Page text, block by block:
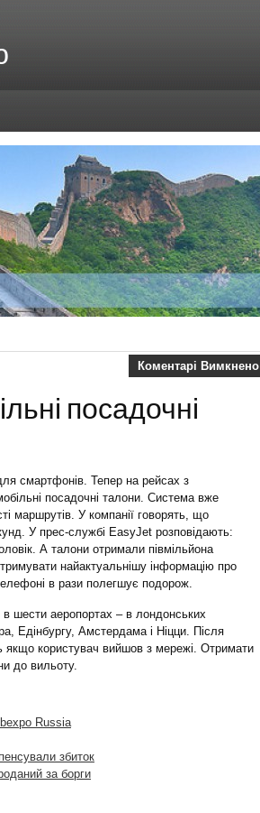
Коментарі Вимкнено
посадочні
смартфонів. Тепер на рейсах з
посадочні талони. Система вже
маршрутів. У компанії говорять, що
У прес-службі EasyJet розповідають:
А талони отримали півмільйона
найактуальнішу інформацію про
в рази полегшує подорож.
в шести аеропортах – в лондонських
Едінбургу, Амстердама і Ніцци. Після
якщо користувач вийшов з мережі. Отримати
до вильоту.
Russia
збиток
за борги